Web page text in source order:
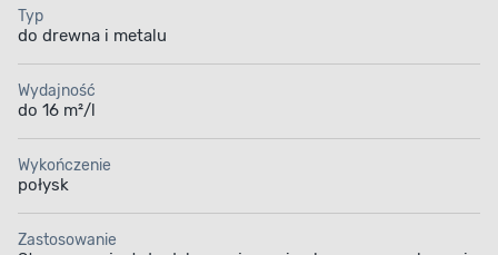
TRUDNO ZAPALNA POWŁOKA
Typ
do drewna i metalu
Wydajność
do 16 m²/l
Wykończenie
połysk
Zastosowanie